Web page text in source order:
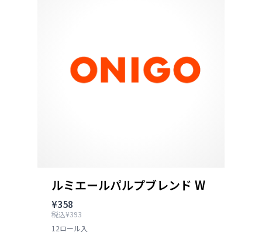
ルミエールパルプブレンド W
¥358
税込¥393
12ロール入